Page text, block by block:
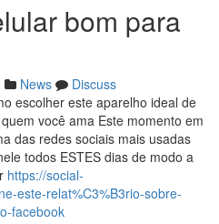
bom para
News
Discuss
escolher este aparelho ideal de
você ama Este momento em
das redes sociais mais usadas
todos ESTES dias de modo a
https://social-
este-relat%C3%B3rio-sobre-
facebook